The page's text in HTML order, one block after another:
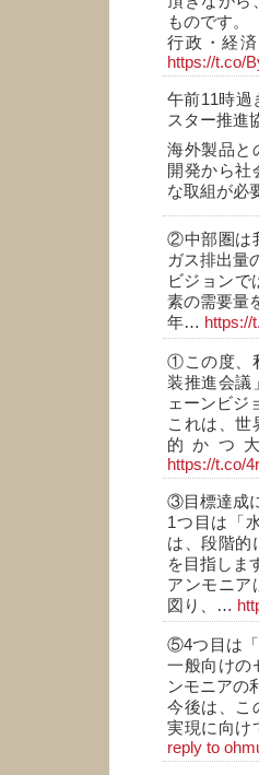
ものです。
行政・経
https://t.co/
午前11時過
スター推進
海外製品と
開発から社
な取組が必
②中部圏は
ガス排出量
ビジョンで
素の需要量
年… https://
①この度、
装推進会議
ェーンビジ
これは、世
的かつ
https://t.co/
③目標達成
1つ目は「
は、段階的
を目指しま
アンモニア
図り、…
⑤4つ目は「
一般向けの
ンモニアの
今後は、こ
実現に向け
reply to